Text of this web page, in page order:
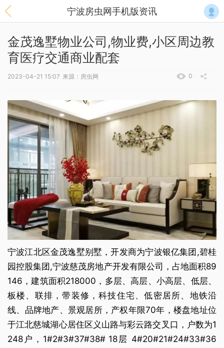
宁波房虫网手机版资讯
金茂逸墅物业公司,物业费,小区周边教
育医疗交通商业配套
0
2023-04-21 15:07 来源：房虫网
宁波江北区金茂逸墅别墅，开发商为宁波银亿集团,碧桂
园控股集团,宁波慈茂房地产开发有限公司，占地面积89
146，建筑面积218000，多层、高层、小高层、低层、
板楼、联排，带装修，科技住宅、低密居所、地铁沿
线、品牌地产、景观居所，产权年限70年，楼盘地址位
于江北慈城湖心居住区义山路与彩云路交叉口，户数为1
248户，1#2#3#37#38# 18层 4#20#21#24#33#36